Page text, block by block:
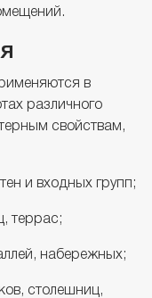
в
различного
свойствам,
и входных групп;
террас;
набережных;
столешниц,